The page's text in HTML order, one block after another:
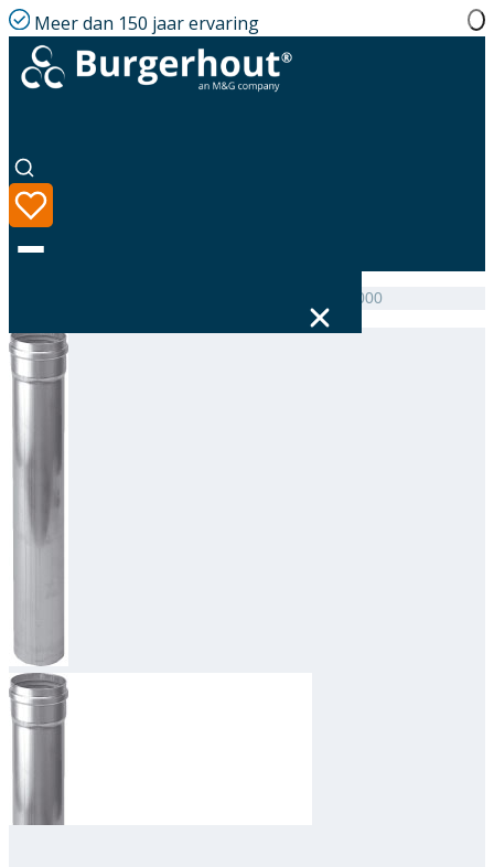
Meer dan 150 jaar ervaring
Taal
Oplossingen
Downloads
Over ons
Contact
Alu-fix Extension AL 250 L=1000